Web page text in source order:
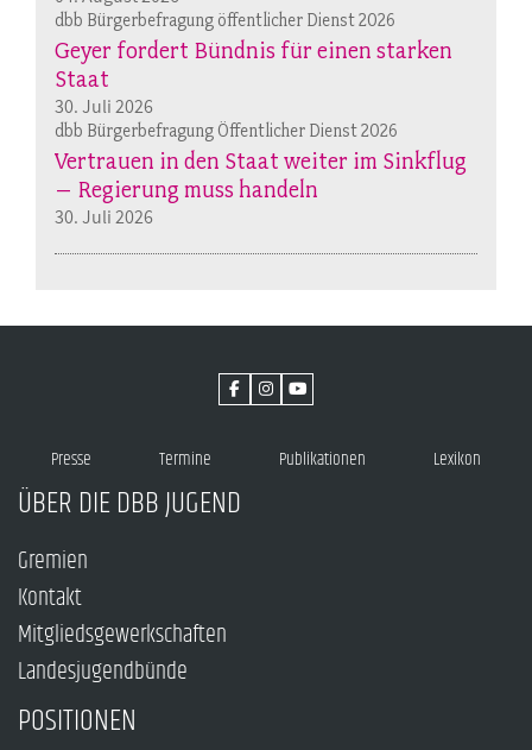
dbb Bürgerbefragung öffentlicher Dienst 2026
Geyer fordert Bündnis für einen starken
Staat
30. Juli 2026
dbb Bürgerbefragung Öffentlicher Dienst 2026
Vertrauen in den Staat weiter im Sinkflug
– Regierung muss handeln
30. Juli 2026
Presse Termine Publikationen Lexikon
ÜBER DIE DBB JUGEND
Gremien
Kontakt
Mitgliedsgewerkschaften
Landesjugendbünde
POSITIONEN